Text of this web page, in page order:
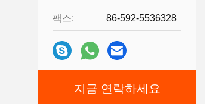
팩스: 86-592-5536328
지금 연락하세요